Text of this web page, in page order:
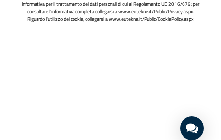
Informativa per il trattamento dei dati personali di cui al Regolamento UE 2016/679: per
consultare l'informativa completa collegarsi awww.eutekne.it/Public/Privacy.aspx.
Riguardo l'utilizzo dei cookie, collegarsi awww.eutekne.it/Public/CookiePolicy.aspx